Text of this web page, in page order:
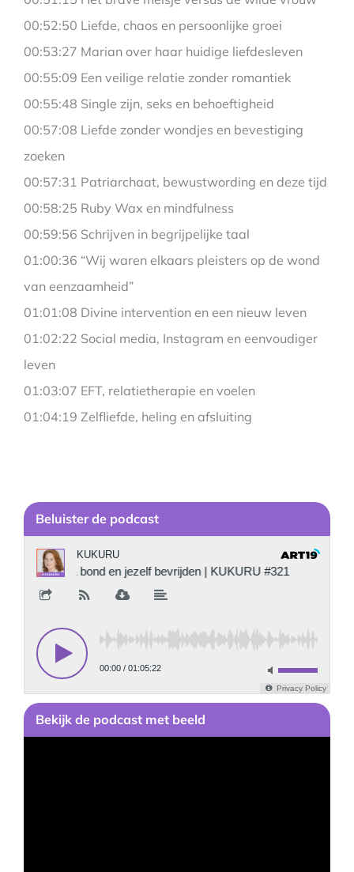
00:52:50 Liefde, chaos en persoonlijke groei
00:53:27 Marian over haar huidige liefdesleven
00:55:09 Een veilige relatie zonder romantiek
00:55:48 Single zijn, seks en behoeftigheid
00:57:08 Liefde zonder wondjes en bevestiging
zoeken
00:57:31 Patriarchaat, bewustwording en deze tijd
00:58:25 Ruby Wax en mindfulness
00:59:56 Schrijven in begrijpelijke taal
01:00:36 “Wij waren elkaars pleisters op de wond
van eenzaamheid”
01:01:08 Divine intervention en een nieuw leven
01:02:22 Social media, Instagram en eenvoudiger
leven
01:03:07 EFT, relatietherapie en voelen
01:04:19 Zelfliefde, heling en afsluiting
Beluister de podcast
Bekijk de podcast met beeld